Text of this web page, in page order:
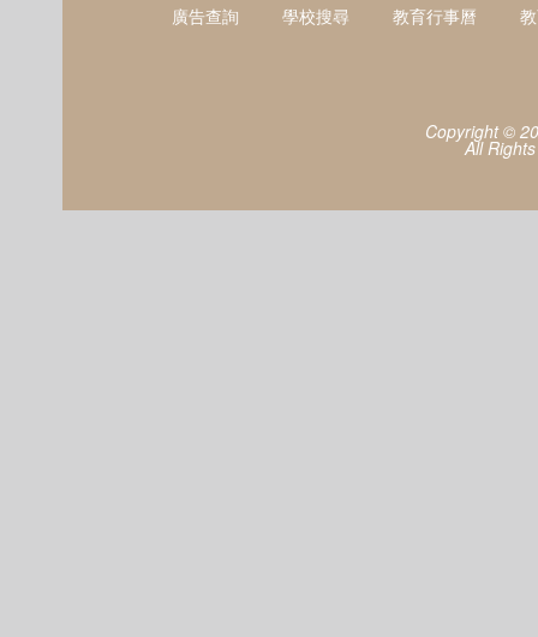
廣告查詢 學校搜尋 教育行事曆
Copyright ©
All